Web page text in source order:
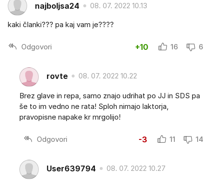
najboljsa24 08. 07. 2022 10.13
kaki članki??? pa kaj vam je????
Odgovori +10 16 6
rovte 08. 07. 2022 10.22
Brez glave in repa, samo znajo udrihat po JJ in SDS pa
še to im vedno ne rata! Sploh nimajo laktorja,
pravopisne napake kr mrgolijo!
Odgovori -3 11 14
User639794 08. 07. 2022 10.27